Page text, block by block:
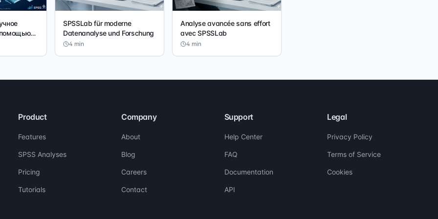
помощью
SPSSLab für moderne
Datenanalyse und Forschung
4 min
Analyse avancée sans effort
avec SPSSLab
4 min
Product
Features
SPSS Analyses
Pricing
Tutorials
Company
About
Blog
Careers
Contact
Support
Help Center
FAQ
Documentation
API
Legal
Privacy Policy
Terms of Service
Cookies